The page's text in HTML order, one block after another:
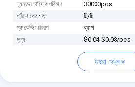
ন্যূনতম চাহিদার পরিমাণ
30000pcs
পরিশোধের শর্ত
টি/টি
প্যাকেজিং বিবরণ
ব্যাগ
মূল্য
$0.04-$0.08/pcs
আরো দেখুন